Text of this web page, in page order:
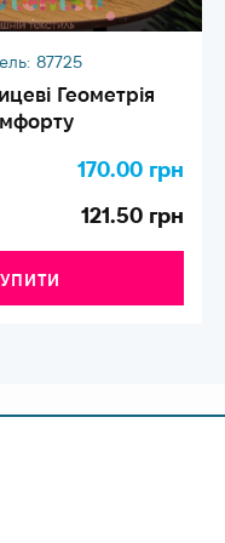
87725
Геометрія
170.00 грн
121.50 грн